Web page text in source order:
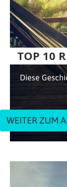
TOP 10
Diese
WEITER ZUM